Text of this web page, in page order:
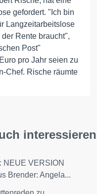
gefordert. "Ich bin
Langzeitarbeitslose
Rente braucht",
Post"
pro Jahr seien zu
Chef. Rische räumte
interessieren
NEUE VERSION
Brender: Angela...